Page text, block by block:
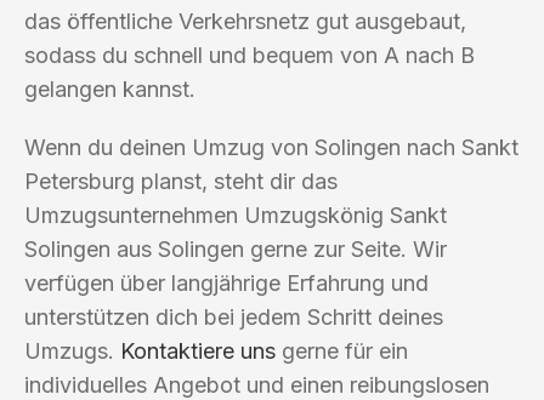
das öffentliche Verkehrsnetz gut ausgebaut,
sodass du schnell und bequem von A nach B
gelangen kannst.
Wenn du deinen Umzug von Solingen nach Sankt
Petersburg planst, steht dir das
Umzugsunternehmen Umzugskönig Sankt
Solingen aus Solingen gerne zur Seite. Wir
verfügen über langjährige Erfahrung und
unterstützen dich bei jedem Schritt deines
Umzugs. Kontaktiere uns gerne für ein
individuelles Angebot und einen reibungslosen